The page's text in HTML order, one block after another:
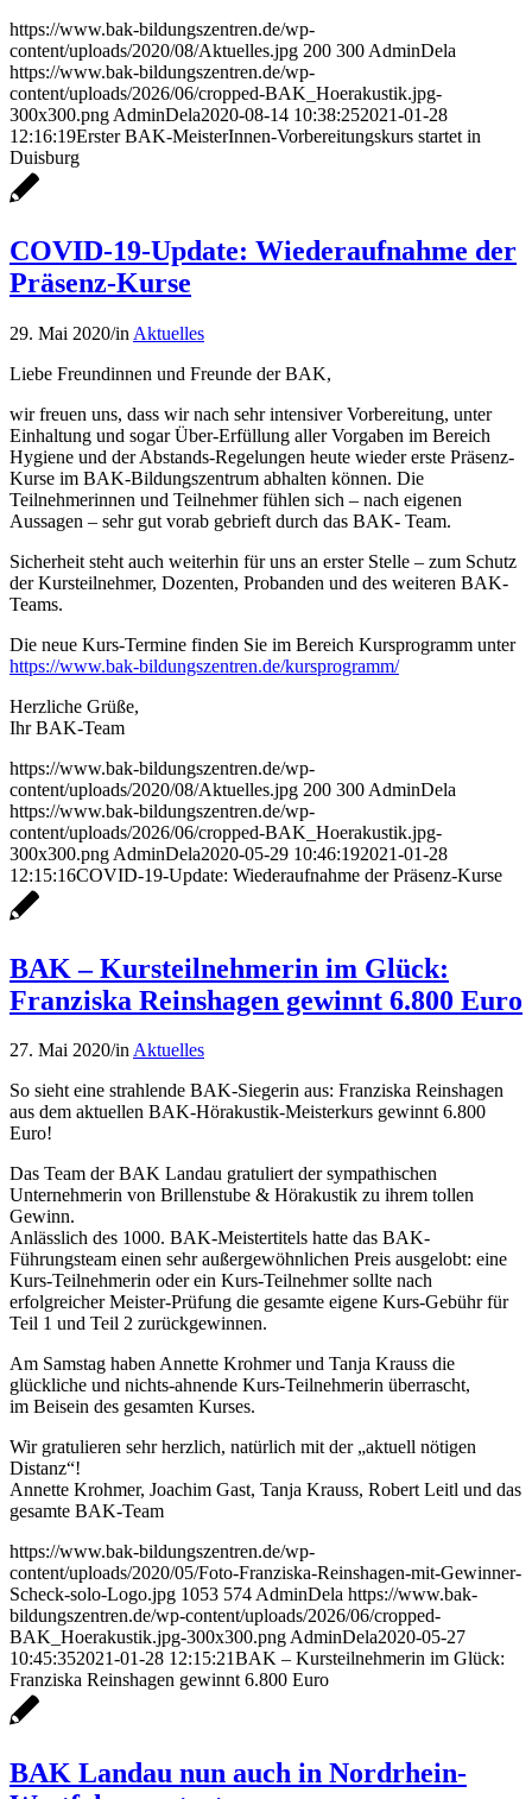
https://www.bak-bildungszentren.de/wp-
content/uploads/2020/08/Aktuelles.jpg 200 300 AdminDela
https://www.bak-bildungszentren.de/wp-
content/uploads/2026/06/cropped-BAK_Hoerakustik.jpg-
300x300.png AdminDela2020-08-14 10:38:252021-01-28
12:16:19Erster BAK-MeisterInnen-Vorbereitungskurs startet in
Duisburg
COVID-19-Update: Wiederaufnahme der
Präsenz-Kurse
29. Mai 2020/in Aktuelles
Liebe Freundinnen und Freunde der BAK,
wir freuen uns, dass wir nach sehr intensiver Vorbereitung, unter
Einhaltung und sogar Über-Erfüllung aller Vorgaben im Bereich
Hygiene und der Abstands-Regelungen heute wieder erste Präsenz-
Kurse im BAK-Bildungszentrum abhalten können. Die
Teilnehmerinnen und Teilnehmer fühlen sich – nach eigenen
Aussagen – sehr gut vorab gebrieft durch das BAK- Team.
Sicherheit steht auch weiterhin für uns an erster Stelle – zum Schutz
der Kursteilnehmer, Dozenten, Probanden und des weiteren BAK-
Teams.
Die neue Kurs-Termine finden Sie im Bereich Kursprogramm unter
https://www.bak-bildungszentren.de/kursprogramm/
Herzliche Grüße,
Ihr BAK-Team
https://www.bak-bildungszentren.de/wp-
content/uploads/2020/08/Aktuelles.jpg 200 300 AdminDela
https://www.bak-bildungszentren.de/wp-
content/uploads/2026/06/cropped-BAK_Hoerakustik.jpg-
300x300.png AdminDela2020-05-29 10:46:192021-01-28
12:15:16COVID-19-Update: Wiederaufnahme der Präsenz-Kurse
BAK – Kursteilnehmerin im Glück:
Franziska Reinshagen gewinnt 6.800 Euro
27. Mai 2020/inAktuelles
So sieht eine strahlende BAK-Siegerin aus: Franziska Reinshagen
aus dem aktuellen BAK-Hörakustik-Meisterkurs gewinnt 6.800
Euro!
Das Team der BAK Landau gratuliert der sympathischen
Unternehmerin von Brillenstube & Hörakustik zu ihrem tollen
Gewinn.
Anlässlich des 1000. BAK-Meistertitels hatte das BAK-
Führungsteam einen sehr außergewöhnlichen Preis ausgelobt: eine
Kurs-Teilnehmerin oder ein Kurs-Teilnehmer sollte nach
erfolgreicher Meister-Prüfung die gesamte eigene Kurs-Gebühr für
Teil 1 und Teil 2 zurückgewinnen.
Am Samstag haben Annette Krohmer und Tanja Krauss die
glückliche und nichts-ahnende Kurs-Teilnehmerin überrascht,
im Beisein des gesamten Kurses.
Wir gratulieren sehr herzlich, natürlich mit der „aktuell nötigen
Distanz“!
Annette Krohmer, Joachim Gast, Tanja Krauss, Robert Leitl und das
gesamte BAK-Team
https://www.bak-bildungszentren.de/wp-
content/uploads/2020/05/Foto-Franziska-Reinshagen-mit-Gewinner-
Scheck-solo-Logo.jpg 1053 574AdminDela https://www.bak-
bildungszentren.de/wp-content/uploads/2026/06/cropped-
BAK_Hoerakustik.jpg-300x300.pngAdminDela2020-05-27
10:45:352021-01-28 12:15:21BAK – Kursteilnehmerin im Glück:
Franziska Reinshagen gewinnt 6.800 Euro
BAK Landau nun auch in Nordrhein-